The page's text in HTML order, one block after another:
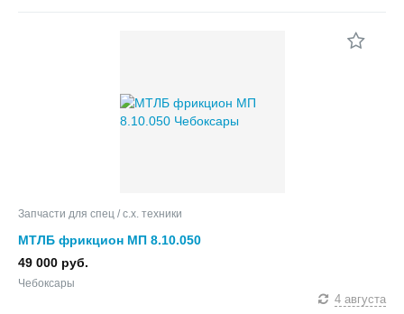
Запчасти для спец / с.х. техники
МТЛБ фрикцион МП 8.10.050
49 000 руб.
Чебоксары
4 августа